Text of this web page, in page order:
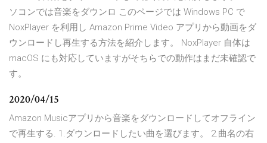
ソコンでは音楽をダウンロ このページでは Windows PC で
NoxPlayer を利用し Amazon Prime Video アプリから動画をダ
ウンロードし再生する方法を紹介します。 NoxPlayer 自体は
macOS にも対応していますがそちらでの動作はまだ未確認で
す。
2020/04/15
Amazon Musicアプリから音楽をダウンロードしてオフライン
で再生する. 1.ダウンロードしたい曲を選びます。 2.曲名の右